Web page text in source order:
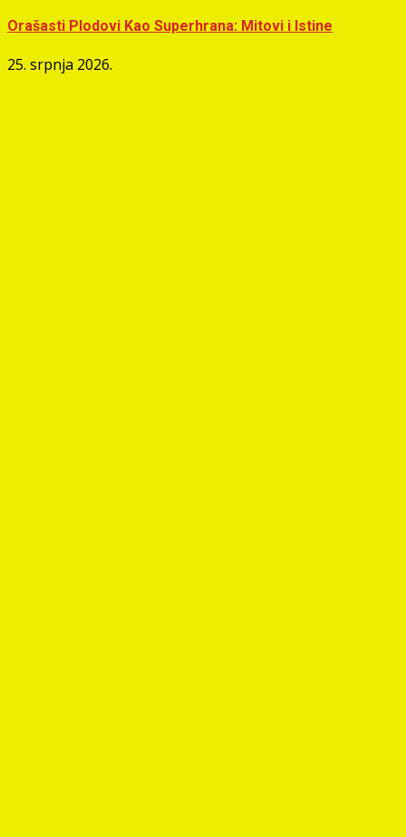
Orašasti Plodovi Kao Superhrana: Mitovi i Istine
25. srpnja 2026.